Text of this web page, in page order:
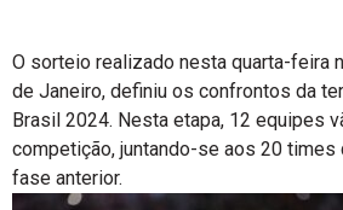
O sorteio realizado nesta quarta-feira
de Janeiro, definiu os confrontos da
Brasil 2024. Nesta etapa, 12 equipes
competição, juntando-se aos 20 times
fase anterior.